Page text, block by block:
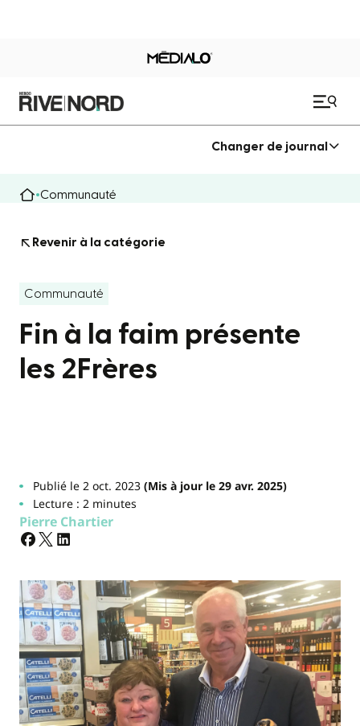
Changer de journal
Communauté
Revenir à la catégorie
Communauté
Fin à la faim présente
les 2Frères
Publié le 2 oct. 2023(Mis à jour le 29 avr. 2025)
Lecture : 2 minutes
Pierre Chartier